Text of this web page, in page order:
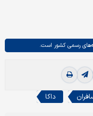
رسمی کشور است.
داکا